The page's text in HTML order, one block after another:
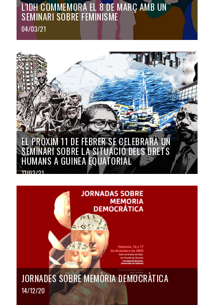
L'IDH COMMEMORA EL 8 DE MARÇ AMB UN
SEMINARI SOBRE FEMINISME
04/03/21
EL PRÒXIM 11 DE FEBRER SE CELEBRARÀ UN
SEMINARI SOBRE LA SITUACIÓ DELS DRETS
HUMANS A GUINEA EQUATORIAL
11/02/21
JORNADES SOBRE MEMÒRIA DEMOCRÀTICA
14/12/20